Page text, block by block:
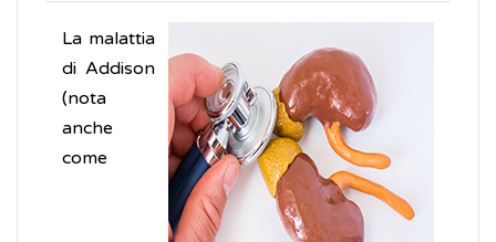
La malattia
di Addison
(nota
anche
come